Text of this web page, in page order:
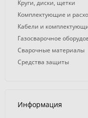
Круги, диски, щетки
Комплектующие и
Кабели и
Газосварочное
Сварочные материалы
Средства защиты
Информация